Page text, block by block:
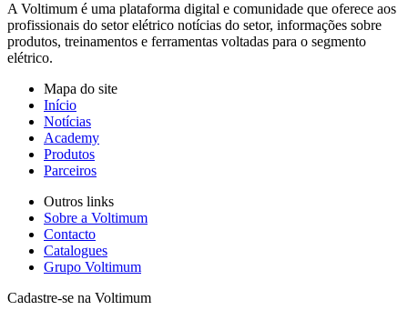
A Voltimum é uma plataforma digital e comunidade que oferece aos
profissionais do setor elétrico notícias do setor, informações sobre
produtos, treinamentos e ferramentas voltadas para o segmento
elétrico.
Mapa do site
Início
Notícias
Academy
Produtos
Parceiros
Outros links
Sobre a Voltimum
Contacto
Catalogues
Grupo Voltimum
Cadastre-se na Voltimum